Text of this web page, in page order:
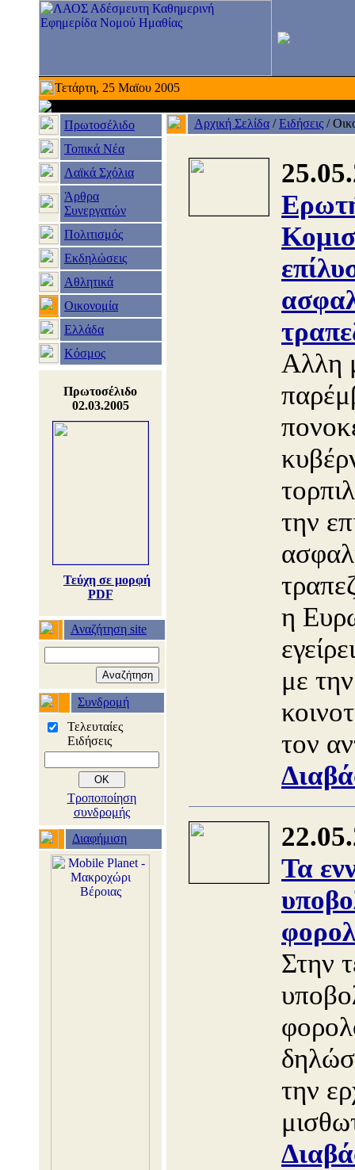
Τετάρτη, 25 Μαϊου 2005
Πρωτοσέλιδο
Τοπικά Νέα
Λαϊκά Σχόλια
Άρθρα
Συνεργατών
Πολιτισμός
Εκδηλώσεις
Αθλητικά
Οικονομία
Ελλάδα
Κόσμος
Πρωτοσέλιδο
02.03.2005
Τεύχη σε μορφή
PDF
Αναζήτηση site
Συνδρομή
Τελευταίες
Ειδήσεις
Τροποποίηση
συνδρομής
Διαφήμιση
Αρχική Σελίδα /Ειδήσεις /
Αλλη
την
η
με
τον
Τα
Στην
την